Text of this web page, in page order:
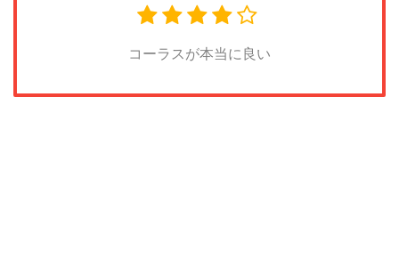
コーラスが本当に良い